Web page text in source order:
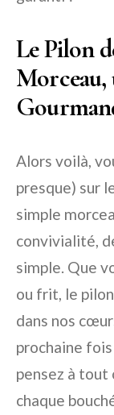
Le Pilon
Morceau,
Alors voilà,
presque) sur
simple
convivialité,
simple. Que
ou frit, le
dans nos
prochaine
pensez à tout
chaque